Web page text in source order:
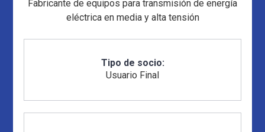
Fabricante de equipos para transmisión de energía
eléctrica en media y alta tensión
Tipo de socio:
Usuario Final